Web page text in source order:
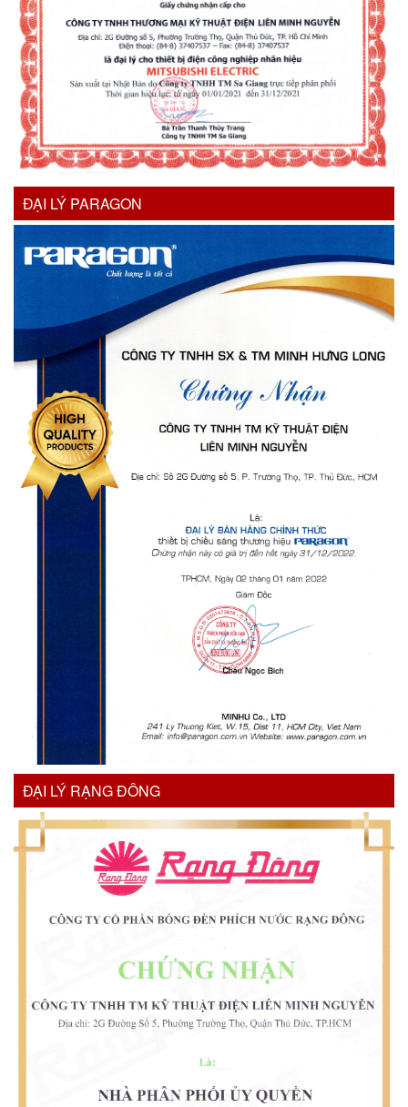
ĐẠI LÝ PARAGON
ĐẠI LÝ RẠNG ĐÔNG